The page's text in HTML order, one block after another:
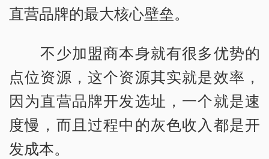
直营品牌的最大核心壁垒。
不少加盟商本身就有很多优势的
点位资源，这个资源其实就是效率，
因为直营品牌开发选址，一个就是速
度慢，而且过程中的灰色收入都是开
发成本。